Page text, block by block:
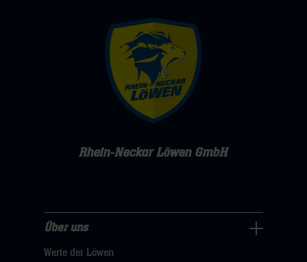
Rhein-Neckar Löwen GmbH
uns
Über uns
Werte der Löwen